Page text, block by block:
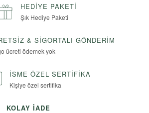
HEDIYE PAKETI
Şık Hediye Paketi
& SIGORTALI GÖNDERIM
ücreti ödemek yok
İSME ÖZEL SERTIFIKA
Kişiye özel sertifika
KOLAY İADE